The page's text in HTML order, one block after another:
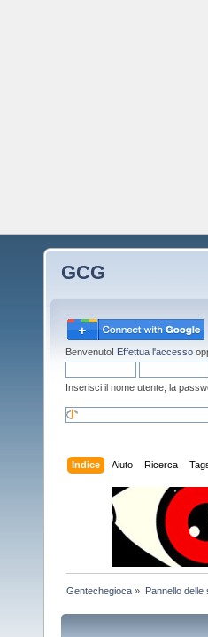
GCG
Benvenuto! Effettua l'accesso
Inserisci il nome utente, la
Indice Aiuto Ricerca
Gentechegioca » Pannello delle